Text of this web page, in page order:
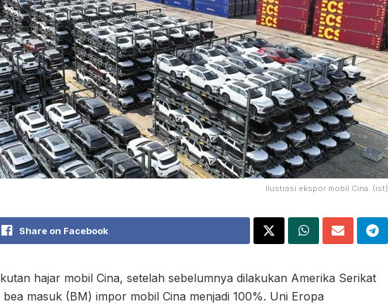
Ilustrasi ekspor mobil Cina. (ist)
Share on Facebook
hajar mobil Cina, setelah sebelumnya dilakukan Amerika Serikat
masuk (BM) impor mobil Cina menjadi 100%. Uni Eropa